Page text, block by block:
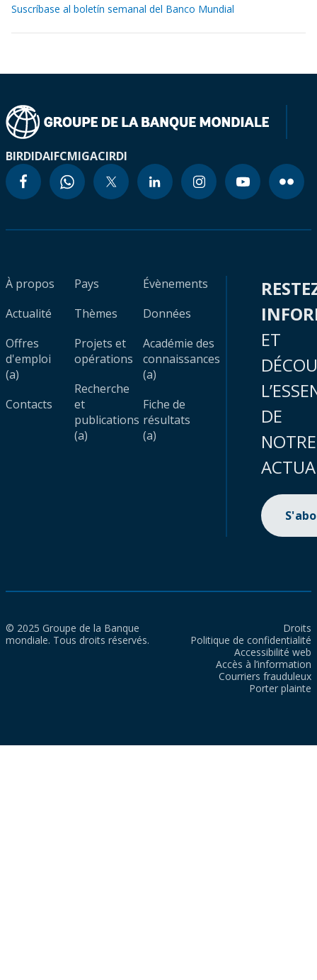
Suscríbase al boletín semanal del Banco Mundial
BIRDIDAIFCMIGACIRDI
À propos
Actualité
Offres
d'emploi
(a)
Contacts
Pays
Thèmes
Projets et
opérations
Recherche
et
publications
(a)
Évènements
Données
Académie des
connaissances
(a)
Fiche de
résultats
(a)
ET
DE
NOTRE
© 2025 Groupe de la Banque
mondiale. Tous droits réservés.
Droits
Politique de confidentialité
Accessibilité web
Accès à l’information
Courriers frauduleux
Porter plainte